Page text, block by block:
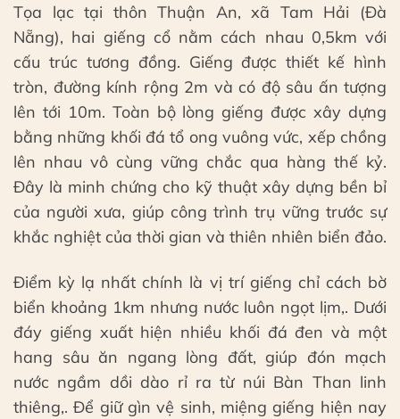
Tọa lạc tại thôn Thuận An, xã Tam Hải (Đà
Nẵng), hai giếng cổ nằm cách nhau 0,5km với
cấu trúc tương đồng. Giếng được thiết kế hình
tròn, đường kính rộng 2m và có độ sâu ấn tượng
lên tới 10m. Toàn bộ lòng giếng được xây dựng
bằng những khối đá tổ ong vuông vức, xếp chồng
lên nhau vô cùng vững chắc qua hàng thế kỷ.
Đây là minh chứng cho kỹ thuật xây dựng bền bỉ
của người xưa, giúp công trình trụ vững trước sự
khắc nghiệt của thời gian và thiên nhiên biển đảo.
Điểm kỳ lạ nhất chính là vị trí giếng chỉ cách bờ
biển khoảng 1km nhưng nước luôn ngọt lịm,. Dưới
đáy giếng xuất hiện nhiều khối đá đen và một
hang sâu ăn ngang lòng đất, giúp đón mạch
nước ngầm dồi dào rỉ ra từ núi Bàn Than linh
thiêng,. Để giữ gìn vệ sinh, miệng giếng hiện nay